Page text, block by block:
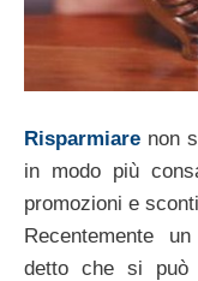
Risparmiare non
in modo più
promozioni e
Recentemente
detto che si può